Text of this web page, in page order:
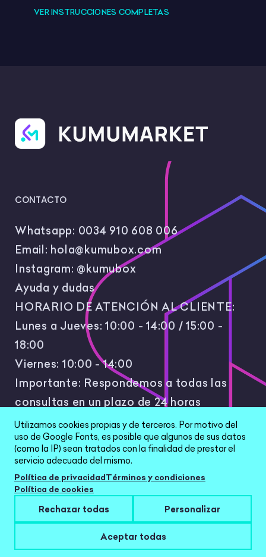
VER INSTRUCCIONES COMPLETAS
CONTACTO
Whatsapp: 0034 910 608 006
Email: hola@kumubox.com
Instagram: @kumubox
Ayuda y dudas
HORARIO DE ATENCIÓN AL CLIENTE:
Lunes a Jueves: 10:00 - 14:00 / 15:00 -
18:00
Viernes: 10:00 - 14:00
Importante: Respondemos a todas las
consultas en un plazo de 24 horas
laborales.
All Rights Reserved © 2026 |Política de
privacidad|Términos y condiciones|Aviso Legal
Configurar cookies
Utilizamos cookies propias y de terceros. Por motivo del
uso de Google Fonts, es posible que algunos de sus datos
(como la IP) sean tratados con la finalidad de prestar el
servicio adecuado del mismo.
Política de privacidadTérminos y condiciones
Política de cookies
Rechazar todas Personalizar
Aceptar todas